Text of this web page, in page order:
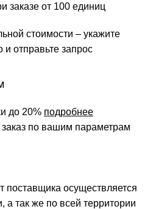
заказе от 100 единиц
стоимости – укажите
и отправьте запрос
до 20% подробнее
заказ по вашим параметрам
поставщика осуществляется
а так же по всей территории